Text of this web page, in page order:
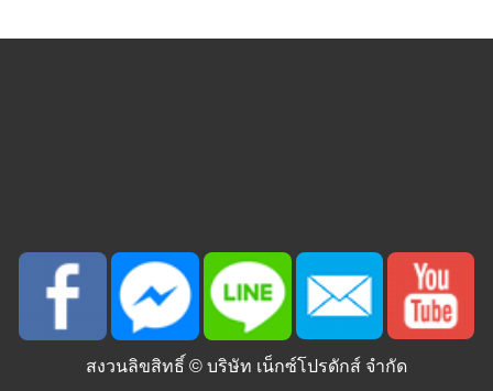
สงวนลิขสิทธิ์ © บริษัท เน็กซ์โปรดักส์ จำกัด